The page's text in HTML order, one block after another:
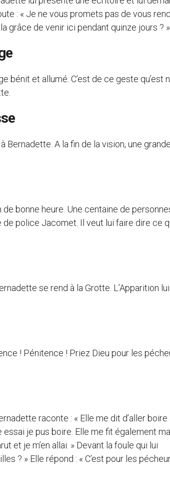
: « Je ne vous promets pas de vous
grâce de venir ici pendant quinze jours ? »
bénit et allumé. C’est de ce geste qu’est
Bernadette. A la fin de la vision, une grande
bonne heure. Une centaine de
police Jacomet. Il veut lui faire dire ce
se rend à la Grotte. L’Apparition
! Pénitence ! Priez Dieu pour les
raconte : « Elle me dit d’aller boire
essai je pus boire. Elle me fit également
et je m’en allai. » Devant la foule qui lui
? » Elle répond : « C’est pour les